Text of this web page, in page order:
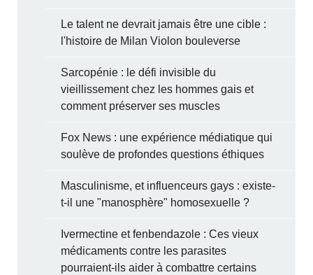
Le talent ne devrait jamais être une cible :
l'histoire de Milan Violon bouleverse
Sarcopénie : le défi invisible du
vieillissement chez les hommes gais et
comment préserver ses muscles
Fox News : une expérience médiatique qui
soulève de profondes questions éthiques
Masculinisme, et influenceurs gays : existe-
t-il une "manosphère" homosexuelle ?
Ivermectine et fenbendazole : Ces vieux
médicaments contre les parasites
pourraient-ils aider à combattre certains